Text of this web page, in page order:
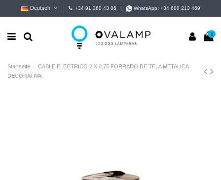
Deutsch +34 91 360 43 86 WhatsApp:+34 680 213 469
0
Startseite
CABLE ELECTRICO 2 X 0,75 FORRADO DE TELA METALICA
DECORATIVA